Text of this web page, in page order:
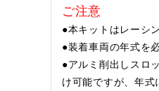
ご注意
●本キットはレーシ
●装着車両の年式を
●アルミ削出しスロ
け可能ですが、年